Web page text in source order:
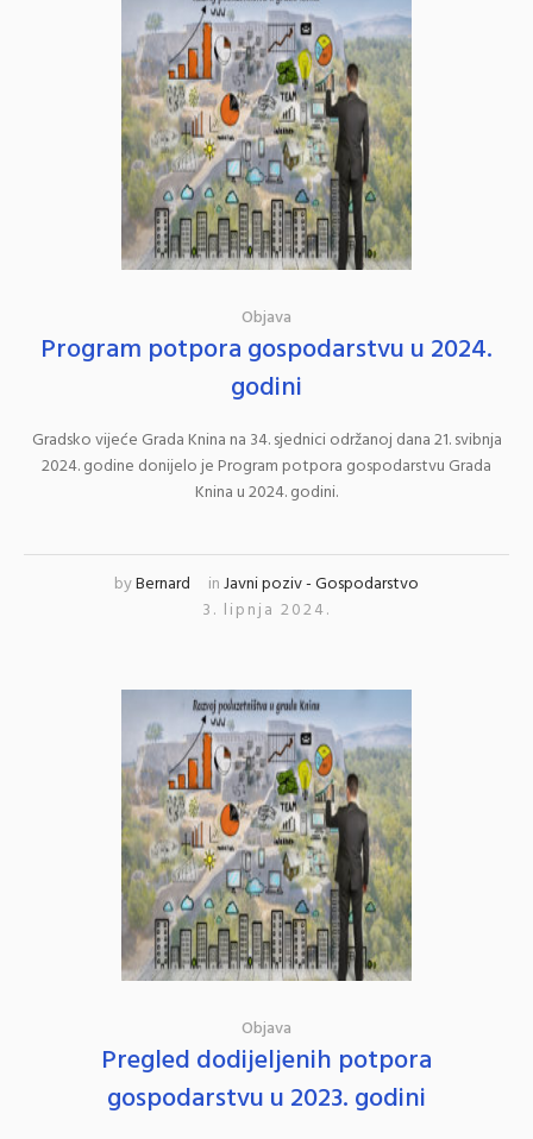
Objava
Program potpora gospodarstvu u 2024.
godini
Gradsko vijeće Grada Knina na 34. sjednici održanoj dana 21. svibnja
2024. godine donijelo je Program potpora gospodarstvu Grada
Knina u 2024. godini.
byBernard inJavni poziv - Gospodarstvo
3. lipnja 2024.
Objava
Pregled dodijeljenih potpora
gospodarstvu u 2023. godini